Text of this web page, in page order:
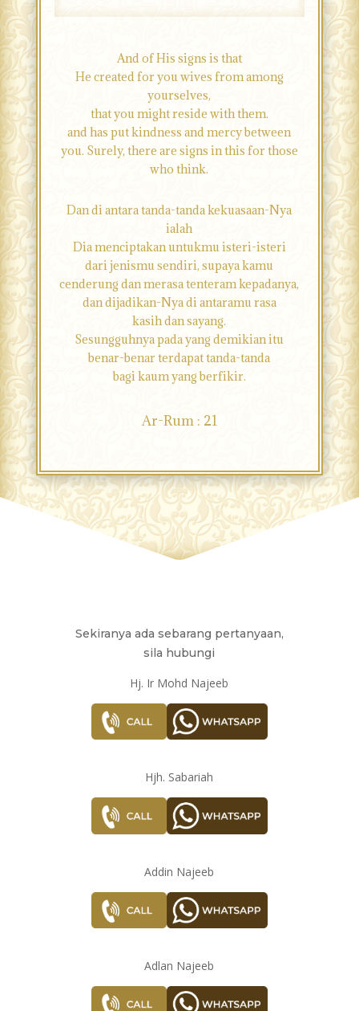
And of His signs is that
He created for you wives from among
yourselves,
that you might reside with them.
and has put kindness and mercy between
you. Surely, there are signs in this for those
who think.
Dan di antara tanda-tanda kekuasaan-Nya
ialah
Dia menciptakan untukmu isteri-isteri
dari jenismu sendiri, supaya kamu
cenderung dan merasa tenteram kepadanya,
dan dijadikan-Nya di antaramu rasa
kasih dan sayang.
Sesungguhnya pada yang demikian itu
benar-benar terdapat tanda-tanda
bagi kaum yang berfikir.
Ar-Rum : 21
Sekiranya ada sebarang pertanyaan,
sila hubungi
Hj. Ir Mohd Najeeb
Hjh. Sabariah
Addin Najeeb
Adlan Najeeb